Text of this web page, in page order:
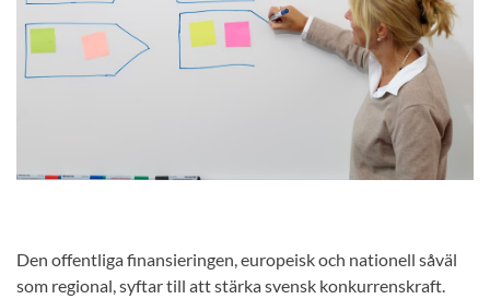
Den offentliga finansieringen, europeisk och nationell såväl
som regional, syftar till att stärka svensk konkurrenskraft.